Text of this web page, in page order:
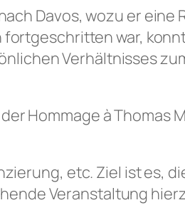
Davos, wozu er
war,
Verhältnisses
Hommage à Thomas
etc. Ziel ist es,
Veranstaltung